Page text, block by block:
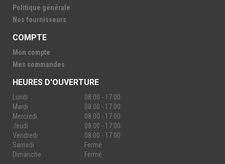
Politique générale
Nos fournisseurs
COMPTE
Mon compte
Mes commandes
HEURES D'OUVERTURE
Lundi
08:00 - 17:00
Mardi
08:00 - 17:00
Mercredi
08:00 - 17:00
Jeudi
08:00 - 17:00
Vendredi
08:00 - 17:00
Samedi
Fermé
Dimanche
Fermé